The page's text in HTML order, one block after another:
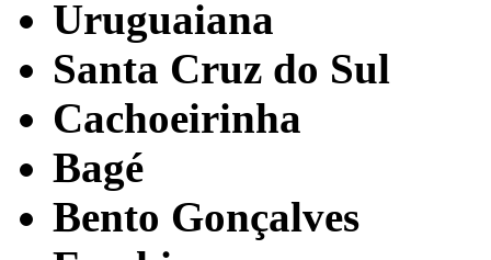
Uruguaiana
Santa Cruz do Sul
Cachoeirinha
Bagé
Bento Gonçalves